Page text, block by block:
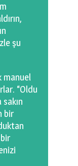
şu
manuel
“Oldu
bir